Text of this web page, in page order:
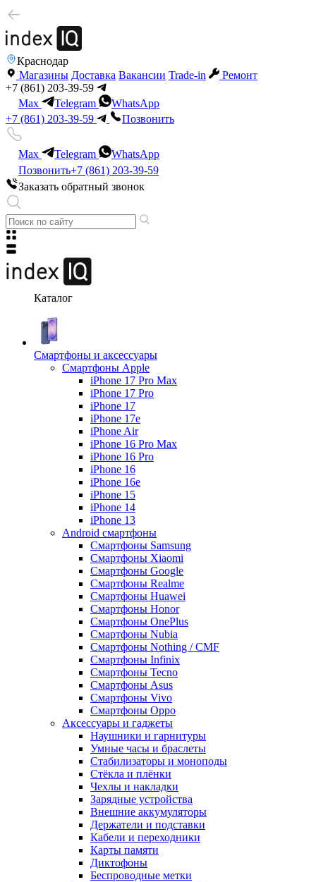
Краснодар
Магазины Доставка Вакансии Trade-in
Ремонт
+7 (861) 203-39-59
Max
Telegram
WhatsApp
+7 (861) 203-39-59
Позвонить
Max Telegram
WhatsApp
Позвонить+7 (861) 203-39-59
Заказать обратный звонок
Каталог
Смартфоны и аксессуары
Смартфоны Apple
iPhone 17 Pro Max
iPhone 17 Pro
iPhone 17
iPhone 17e
iPhone Air
iPhone 16 Pro Max
iPhone 16 Pro
iPhone 16
iPhone 16e
iPhone 15
iPhone 14
iPhone 13
Android cмартфоны
Смартфоны Samsung
Смартфоны Xiaomi
Смартфоны Google
Смартфоны Realme
Смартфоны Huawei
Смартфоны Honor
Смартфоны OnePlus
Смартфоны Nubia
Смартфоны Nothing / CMF
Смартфоны Infinix
Смартфоны Tecno
Смартфоны Asus
Смартфоны Vivo
Смартфоны Oppo
Аксессуары и гаджеты
Наушники и гарнитуры
Умные часы и браслеты
Стабилизаторы и моноподы
Стёкла и плёнки
Чехлы и накладки
Зарядные устройства
Внешние аккумуляторы
Держатели и подставки
Кабели и переходники
Карты памяти
Диктофоны
Беспроводные метки